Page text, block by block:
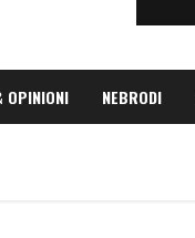
OPINIONI NEBRODI